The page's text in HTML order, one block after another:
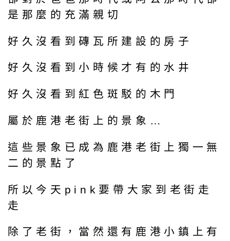
是那麼的充滿親切
好久沒看到磚瓦所建設的房子
好久沒看到小時候才有的水井
好久沒看到紅色斑駁的木門
屬於鹿港老街上的景象…
這些景象已成為鹿港老街上獨一無
二的景點了
所以今天pink要帶大家到老街走
走
除了老街，當然還有鹿港小鎮上有